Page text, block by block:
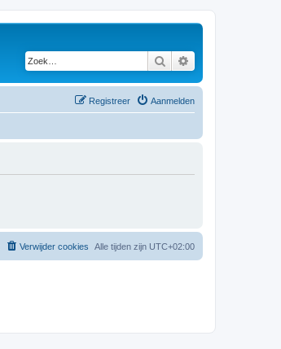
Zoek
Aanmelden
Registreer
Alle tijden zijn UTC+02:00
Verwijder cookies